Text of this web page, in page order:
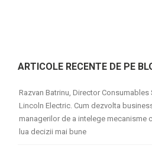
ARTICOLE RECENTE DE PE
Razvan Batrinu, Director Consumables
Lincoln Electric. Cum dezvolta
managerilor de a intelege mecanisme
lua decizii mai bune